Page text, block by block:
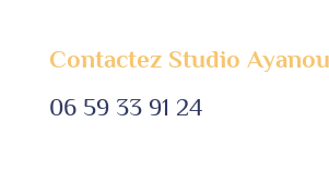
Contactez Studio
06 59 33 91 24